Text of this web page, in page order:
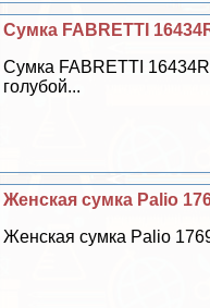
Сумка FABRETTI
Сумка FABRETTI
гoлyбой...
Женская сумка Palio
Женская сумка Palio